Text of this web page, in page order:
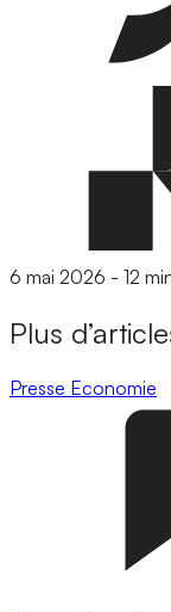
6 mai 2026 - 12
Plus
Presse Economie